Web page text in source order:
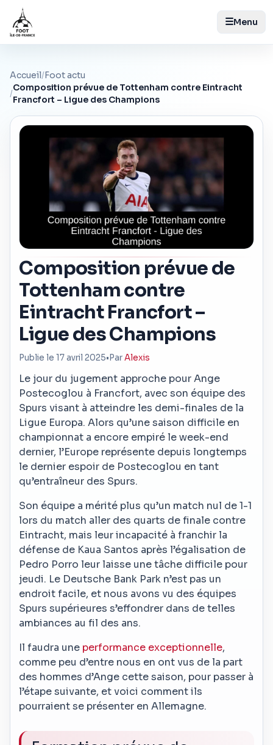
☰Menu
Accueil/Foot actu
/
Composition prévue de Tottenham contre Eintracht
Francfort – Ligue des Champions
Composition prévue de
Tottenham contre
Eintracht Francfort –
Ligue des Champions
Publie le 17 avril 2025• ParAlexis
Le jour du jugement approche pour Ange
Postecoglou à Francfort, avec son équipe des
Spurs visant à atteindre les demi-finales de la
Ligue Europa. Alors qu’une saison difficile en
championnat a encore empiré le week-end
dernier, l’Europe représente depuis longtemps
le dernier espoir de Postecoglou en tant
qu’entraîneur des Spurs.
Son équipe a mérité plus qu’un match nul de 1-1
lors du match aller des quarts de finale contre
Eintracht, mais leur incapacité à franchir la
défense de Kaua Santos après l’égalisation de
Pedro Porro leur laisse une tâche difficile pour
jeudi. Le Deutsche Bank Park n’est pas un
endroit facile, et nous avons vu des équipes
Spurs supérieures s’effondrer dans de telles
ambiances au fil des ans.
Il faudra une performance exceptionnelle,
comme peu d’entre nous en ont vus de la part
des hommes d’Ange cette saison, pour passer à
l’étape suivante, et voici comment ils
pourraient se présenter en Allemagne.